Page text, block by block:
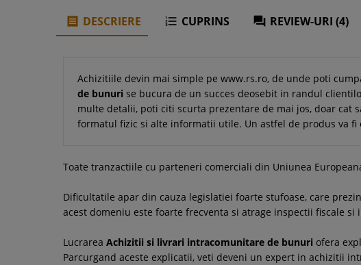
 DESCRIERE  CUPRINS  REVIEW-URI (4)
Achizitiile devin mai simple pe www.rs.ro, de unde poti
de bunuri se bucura de un succes deosebit in randul
multe detalii, poti citi scurta prezentare de mai jos, doar cat
formatul fizic si alte informatii utile. Un astfel de produs va
Toate tranzactiile cu parteneri comerciali din Uniunea
Dificultatile apar din cauza legislatiei foarte stufoase, care
acest domeniu este foarte frecventa si atrage inspectii fiscale si
Lucrarea Achizitii si livrari intracomunitare de bunuri ofera
Parcurgand aceste explicatii, veti deveni un expert in achizitii